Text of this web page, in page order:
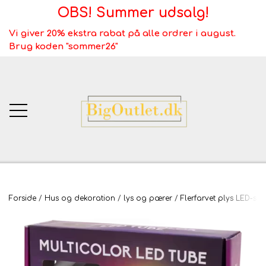
OBS! Summer udsalg!
Vi giver 20% ekstra rabat på alle ordrer i august.
Brug koden "sommer26"
BigOutlet.dk
TÆPPER
Webshop ALT
Forside Hus og dekoration lys og pærer Flerfarvet plys LED-